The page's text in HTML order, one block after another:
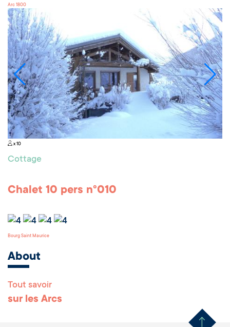
Arc 1800
x 10
Cottage
Chalet 10 pers n°010
Bourg Saint Maurice
About
Tout savoir
sur les Arcs Remonter